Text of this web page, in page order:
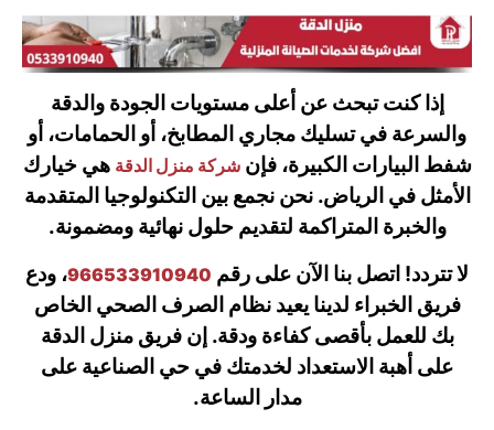
إذا كنت تبحث عن أعلى مستويات الجودة والدقة
والسرعة في تسليك مجاري المطابخ، أو الحمامات، أو
شفط البيارات الكبيرة، فإنشركة منزل الدقة هي خيارك
الأمثل في الرياض. نحن نجمع بين التكنولوجيا المتقدمة
والخبرة المتراكمة لتقديم حلول نهائية ومضمونة.
لا تتردد! اتصل بنا الآن على رقم 966533910940، ودع
فريق الخبراء لدينا يعيد نظام الصرف الصحي الخاص
بك للعمل بأقصى كفاءة ودقة. إن فريق منزل الدقة
على أهبة الاستعداد لخدمتك في حي الصناعية على
مدار الساعة.